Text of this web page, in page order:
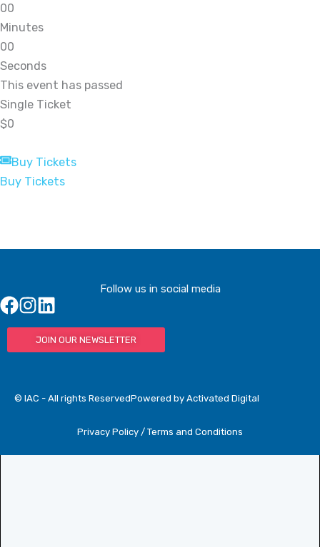
00
Minutes
00
Seconds
This event has passed
Single Ticket
$0
Buy Tickets
Buy Tickets
Follow us in social media
JOIN OUR NEWSLETTER
© IAC - All rights ReservedPowered by Activated Digital
Privacy Policy / Terms and Conditions